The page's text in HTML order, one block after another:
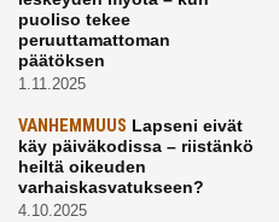
puoliso tekee
peruuttamattoman
päätöksen
1.11.2025
VANHEMMUUS Lapseni eivät
käy päiväkodissa – riistänkö
heiltä oikeuden
varhaiskasvatukseen?
4.10.2025